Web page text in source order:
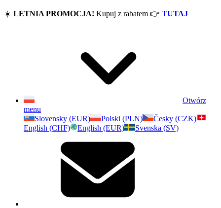
☀️ LETNIA PROMOCJA! Kupuj z rabatem 👉 TUTAJ
Otwórz
menu
Slovensky (EUR)
Polski (PLN)
Česky (CZK)
English (CHF)
English (EUR) Svenska (SV)